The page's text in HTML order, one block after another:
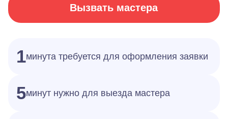
Вызвать мастера
1минута требуется для оформления заявки
5минут нужно для выезда мастера